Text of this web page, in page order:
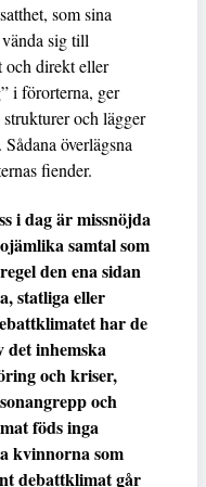
som sina
sig till
och direkt eller
i förorterna, ger
och lägger
överlägsna
fiender.
i dag är missnöjda
samtal som
den ena sidan
statliga eller
har de
det inhemska
och kriser,
och
föds inga
kvinnorna som
debattklimat går